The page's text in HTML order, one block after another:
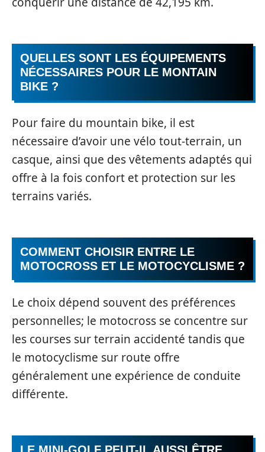
QUELLES SONT LES ÉQUIPEMENTS
NÉCESSAIRES POUR LE MONTAIN
BIKE ?
Pour faire du mountain bike, il est
nécessaire d’avoir une vélo tout-terrain, un
casque, ainsi que des vêtements adaptés qui
offre à la fois confort et protection sur les
terrains variés.
COMMENT CHOISIR ENTRE LE
MOTOCROSS ET LE MOTOCYCLISME ?
Le choix dépend souvent des préférences
personnelles; le motocross se concentre sur
les courses sur terrain accidenté tandis que
le motocyclisme sur route offre
généralement une expérience de conduite
différente.